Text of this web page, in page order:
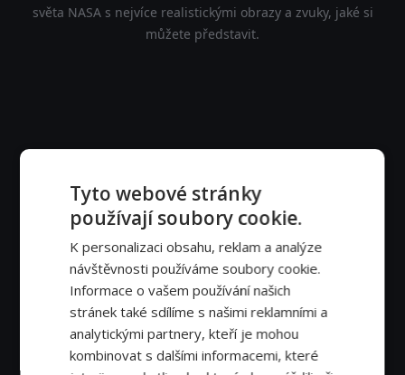
světa NASA s nejvíce realistickými obrazy a zvuky, jaké si
můžete představit.
Tyto webové stránky
používají soubory cookie.
K personalizaci obsahu, reklam a analýze
návštěvnosti používáme soubory cookie.
Informace o vašem používání našich
stránek také sdílíme s našimi reklamními a
analytickými partnery, kteří je mohou
kombinovat s dalšími informacemi, které